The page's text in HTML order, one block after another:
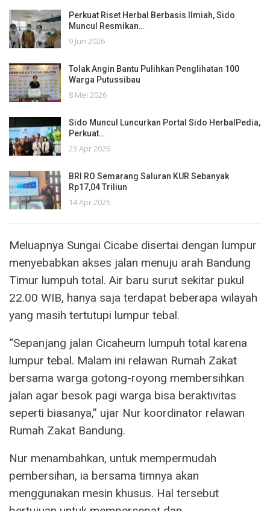
Perkuat Riset Herbal Berbasis Ilmiah, Sido
Muncul Resmikan…
9 Jun 2026
Tolak Angin Bantu Pulihkan Penglihatan 100
Warga Putussibau
8 Mei 2026
Sido Muncul Luncurkan Portal Sido HerbalPedia,
Perkuat…
23 Apr 2026
BRI RO Semarang Saluran KUR Sebanyak
Rp17,04 Triliun
14 Apr 2026
Meluapnya Sungai Cicabe disertai dengan lumpur
menyebabkan akses jalan menuju arah Bandung
Timur lumpuh total. Air baru surut sekitar pukul
22.00 WIB, hanya saja terdapat beberapa wilayah
yang masih tertutupi lumpur tebal.
“Sepanjang jalan Cicaheum lumpuh total karena
lumpur tebal. Malam ini relawan Rumah Zakat
bersama warga gotong-royong membersihkan
jalan agar besok pagi warga bisa beraktivitas
seperti biasanya,” ujar Nur koordinator relawan
Rumah Zakat Bandung.
Nur menambahkan, untuk mempermudah
pembersihan, ia bersama timnya akan
menggunakan mesin khusus. Hal tersebut